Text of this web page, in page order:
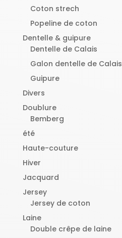
Coton strech
Popeline de coton
Dentelle & guipure
Dentelle de Calais
Galon dentelle de Calais
Guipure
Divers
Doublure
Bemberg
été
Haute-couture
Hiver
Jacquard
Jersey
Jersey de coton
Laine
Double crêpe de laine